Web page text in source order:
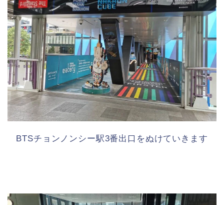
BTSチョンノンシー駅3番出口をぬけていきます